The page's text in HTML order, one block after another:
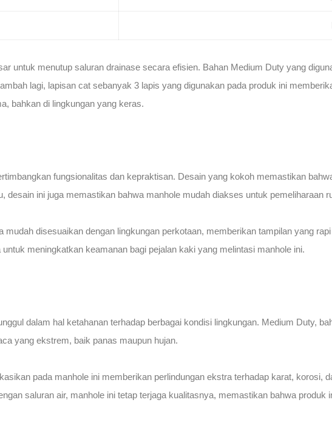
untuk menutup saluran drainase secara efisien. Bahan Medium Duty yang
lagi, lapisan cat sebanyak 3 lapis yang digunakan pada produk ini
bahkan di lingkungan yang keras.
fungsionalitas dan kepraktisan. Desain yang kokoh memastikan
desain ini juga memastikan bahwa manhole mudah diakses untuk pemeliharaan
mudah disesuaikan dengan lingkungan perkotaan, memberikan tampilan yang
meningkatkan keamanan bagi pejalan kaki yang melintasi manhole ini.
dalam hal ketahanan terhadap berbagai kondisi lingkungan. Medium Duty,
yang ekstrem, baik panas maupun hujan.
pada manhole ini memberikan perlindungan ekstra terhadap karat, korosi,
saluran air, manhole ini tetap terjaga kualitasnya, memastikan bahwa